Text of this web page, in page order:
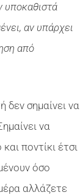
υποκαθιστά
αν υπάρχει
από
σημαίνει να
να
ποντίκι έτσι
όσο
αλλάζετε